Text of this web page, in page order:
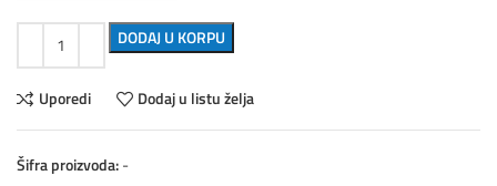
DODAJ U KORPU
Uporedi Dodaj u listu želja
Šifra proizvoda:-